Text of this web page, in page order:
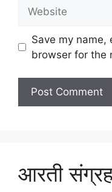
Save my name,
browser for the
आरती